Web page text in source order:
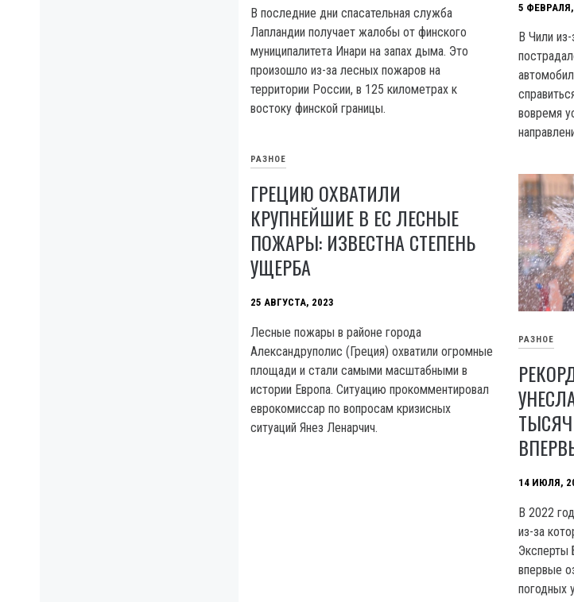
В последние дни спасательная служба
Лапландии получает жалобы от финского
муниципалитета Инари на запах дыма. Это
произошло из-за лесных пожаров на
территории России, в 125 километрах к
востоку финской границы.
5
В Чили
вовремя
РАЗНОЕ
ГРЕЦИЮ ОХВАТИЛИ
КРУПНЕЙШИЕ В ЕС ЛЕСНЫЕ
ПОЖАРЫ: ИЗВЕСТНА СТЕПЕНЬ
УЩЕРБА
25 АВГУСТА, 2023
Лесные пожары в районе города
Александруполис (Греция) охватили огромные
площади и стали самыми масштабными в
истории Европа. Ситуацию прокомментировал
еврокомиссар по вопросам кризисных
ситуаций Янез Ленарчич.
РАЗНОЕ
14 ИЮЛЯ,
В 2022
из-за
Эксперты
впервые
погодных